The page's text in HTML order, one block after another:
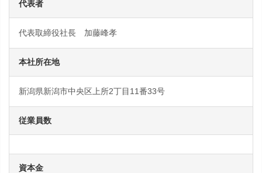
代表者
代表取締役社長 加藤峰孝
本社所在地
新潟県新潟市中央区上所2丁目11番33号
従業員数
資本金